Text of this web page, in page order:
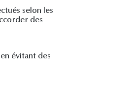
selon les
des
évitant des